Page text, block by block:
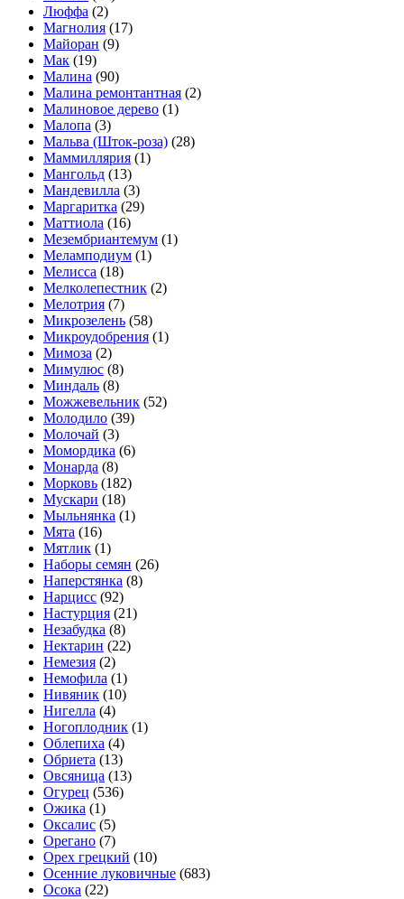
Люффа (2)
Магнолия (17)
Майоран (9)
Мак (19)
Малина (90)
Малина ремонтантная (2)
Малиновое дерево (1)
Малопа (3)
Мальва (Шток-роза) (28)
Маммиллярия (1)
Мангольд (13)
Мандевилла (3)
Маргаритка (29)
Маттиола (16)
Мезембриантемум (1)
Меламподиум (1)
Мелисса (18)
Мелколепестник (2)
Мелотрия (7)
Микрозелень (58)
Микроудобрения (1)
Мимоза (2)
Мимулюс (8)
Миндаль (8)
Можжевельник (52)
Молодило (39)
Молочай (3)
Момордика (6)
Монарда (8)
Морковь (182)
Мускари (18)
Мыльнянка (1)
Мята (16)
Мятлик (1)
Наборы семян (26)
Наперстянка (8)
Нарцисс (92)
Настурция (21)
Незабудка (8)
Нектарин (22)
Немезия (2)
Немофила (1)
Нивяник (10)
Нигелла (4)
Ногоплодник (1)
Облепиха (4)
Обриета (13)
Овсяница (13)
Огурец (536)
Ожика (1)
Оксалис (5)
Орегано (7)
Орех грецкий (10)
Осенние луковичные (683)
Осока (22)